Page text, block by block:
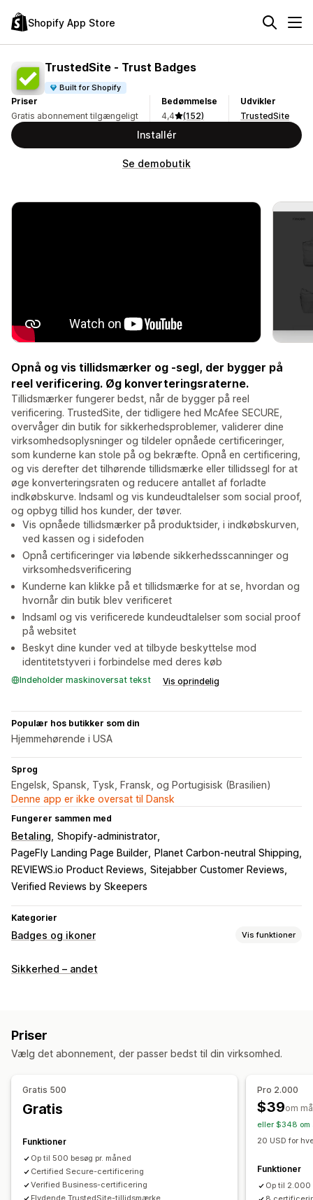
Shopify App Store
TrustedSite ‑ Trust Badges
Built for Shopify
Priser
Gratis abonnement tilgængeligt
Bedømmelse
4,4
(152)
Udvikler
TrustedSite
Installér
Se demobutik
Opnå og vis tillidsmærker og -segl, der bygger på
reel verificering. Øg konverteringsraterne.
Tillidsmærker fungerer bedst, når de bygger på reel
verificering. TrustedSite, der tidligere hed McAfee SECURE,
overvåger din butik for sikkerhedsproblemer, validerer dine
virksomhedsoplysninger og tildeler opnåede certificeringer,
som kunderne kan stole på og bekræfte. Opnå en certificering,
og vis derefter det tilhørende tillidsmærke eller tillidssegl for at
øge konverteringsraten og reducere antallet af forladte
indkøbskurve. Indsaml og vis kundeudtalelser som social proof,
og opbyg tillid hos kunder, der tøver.
Vis opnåede tillidsmærker på produktsider, i indkøbskurven,
ved kassen og i sidefoden
Opnå certificeringer via løbende sikkerhedsscanninger og
virksomhedsverificering
Kunderne kan klikke på et tillidsmærke for at se, hvordan og
hvornår din butik blev verificeret
Indsaml og vis verificerede kundeudtalelser som social proof
på websitet
Beskyt dine kunder ved at tilbyde beskyttelse mod
identitetstyveri i forbindelse med deres køb
Indeholder maskinoversat tekst Vis oprindelig
Populær hos butikker som din
Hjemmehørende i USA
Sprog
Engelsk, Spansk, Tysk, Fransk, og Portugisisk (Brasilien)
Denne app er ikke oversat til Dansk
Fungerer sammen med
Betaling Shopify-administrator
PageFly Landing Page Builder
Planet Carbon‑neutral Shipping
REVIEWS.io Product Reviews Sitejabber Customer Reviews
Verified Reviews by Skeepers
Kategorier
Badges og ikoner Vis funktioner
Ikontyper
Størrelse
Placering af ikon
Side med indkøbskurv
Kollektionssider
Sidefod Sidehoved
Sikkerhed – andet
Priser
Vælg det abonnement, der passer bedst til din virksomhed.
Gratis 500
Gratis
Funktioner
Op til 500 besøg pr. måned
Certified Secure-certificering
Verified Business-certificering
Pro 2.000
$39om
eller $348 om
20 USD for
Funktioner
Op til 2.000